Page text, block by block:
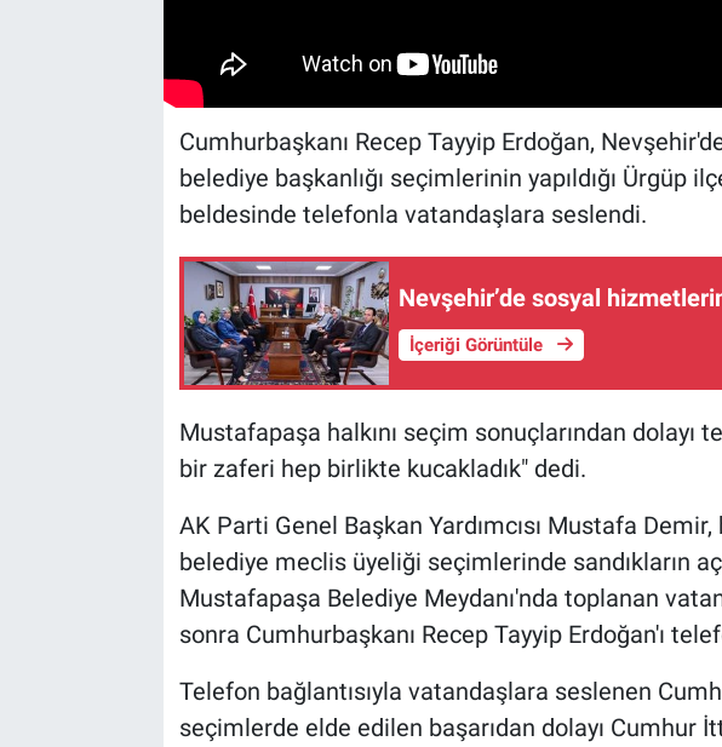
Cumhurbaşkanı Recep Tayyip Erdoğan,
belediye başkanlığı seçimlerinin yapıldığı Ürgüp
beldesinde telefonla vatandaşlara seslendi.
Nevşehir’de sosyal
İçeriği Görüntüle
Mustafapaşa halkını seçim sonuçlarından dolayı
bir zaferi hep birlikte kucakladık" dedi.
AK Parti Genel Başkan Yardımcısı Mustafa Demir,
belediye meclis üyeliği seçimlerinde sandıkların
Mustafapaşa Belediye Meydanı'nda toplanan
sonra Cumhurbaşkanı Recep Tayyip Erdoğan'ı
Telefon bağlantısıyla vatandaşlara seslenen
seçimlerde elde edilen başarıdan dolayı Cumhur